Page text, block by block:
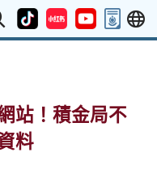
站！積金局不
料